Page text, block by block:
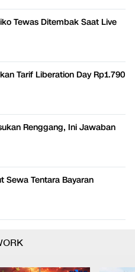
Tewas Ditembak Saat Live
Tarif Liberation Day Rp1.790
Renggang, Ini Jawaban
Sewa Tentara Bayaran